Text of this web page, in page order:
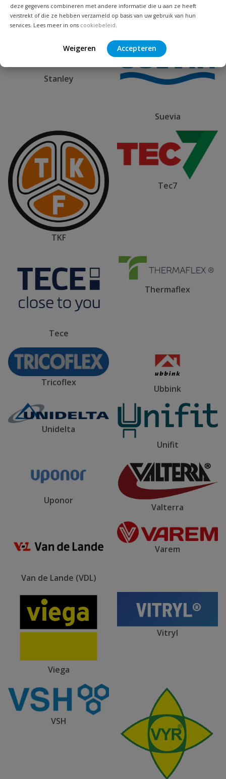
deze gegevens combineren met andere informatie die u aan ze heeft
verstrekt of die ze hebben verzameld op basis van uw gebruik van hun
services. Lees meer in ons cookiebeleid
Weigeren Accepteren
Stanley
Suevia
TKF
Tec7
Tece
Thermaflex
Tricoflex
Ubbink
Unidelta
Unifit
Uponor
Valterra
Van de Lande (VDL)
Varem
Viega
Vitryl
VSH